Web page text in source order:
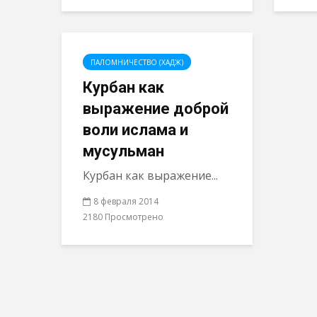
ПАЛОМНИЧЕСТВО (ХАДЖ)
Курбан как
выражение доброй
воли ислама и
мусульман
Курбан как выражение...
8 февраля 2014
2180 Просмотрено